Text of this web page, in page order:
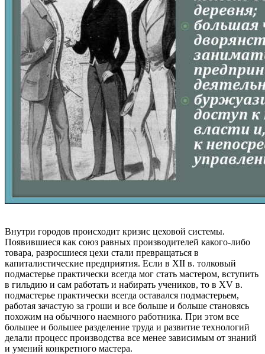
Внутри городов происходит кризис цеховой системы.
Появившиеся как союз равных производителей какого-либо
товара, разросшиеся цехи стали превращаться в
капиталистические предприятия. Если в XII в. толковый
подмастерье практически всегда мог стать мастером, вступить
в гильдию и сам работать и набирать учеников, то в XV в.
подмастерье практически всегда оставался подмастерьем,
работая зачастую за гроши и все больше и больше становясь
похожим на обычного наемного работника. При этом все
большее и большее разделение труда и развитие технологий
делали процесс производства все менее зависимым от знаний
и умений конкретного мастера.